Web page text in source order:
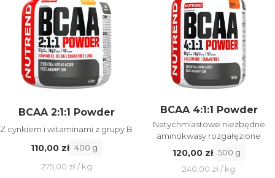
BCAA 2:1:1 Powder
Z cynkiem i witaminami z grupy B
110,00 zł 400 g
275,00 zł / kg
BCAA 4:1:1 Powder
Natychmiastowe niezbędne
aminokwasy rozgałęzione
120,00 zł 500 g
240,00 zł / kg